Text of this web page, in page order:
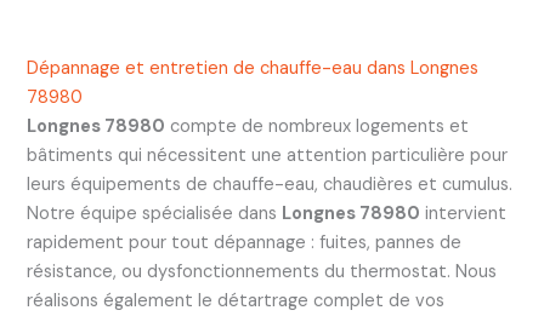
Dépannage et entretien de chauffe-eau dans Longnes
78980
Longnes 78980 compte de nombreux logements et
bâtiments qui nécessitent une attention particulière pour
leurs équipements de chauffe-eau, chaudières et cumulus.
Notre équipe spécialisée dans Longnes 78980 intervient
rapidement pour tout dépannage : fuites, pannes de
résistance, ou dysfonctionnements du thermostat. Nous
réalisons également le détartrage complet de vos